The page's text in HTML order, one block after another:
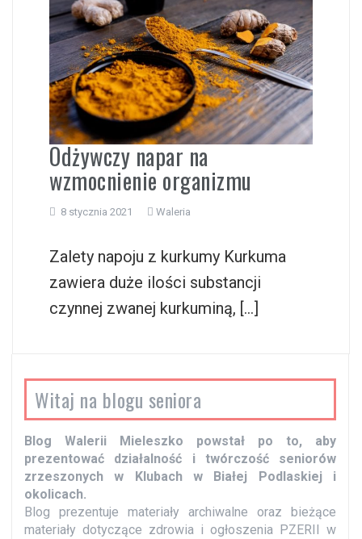
Odżywczy napar na
wzmocnienie organizmu
8 stycznia 2021 Waleria
Zalety napoju z kurkumy Kurkuma
zawiera duże ilości substancji
czynnej zwanej kurkuminą, […]
Witaj na blogu seniora
Blog Walerii Mieleszko powstał po to, aby
prezentować działalność i twórczość seniorów
zrzeszonych w Klubach w Białej Podlaskiej i
okolicach.
Blog prezentuje materiały archiwalne oraz bieżące
materiały dotyczące zdrowia i ogłoszenia PZERII w